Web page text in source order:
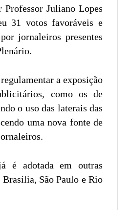
Professor Juliano Lopes
31 votos favoráveis e
jornaleiros presentes
a exposição
como os de
o uso das laterais das
uma nova fonte de
é adotada em outras
São Paulo e Rio